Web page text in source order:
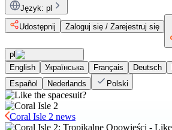
Język: pl
Udostępnij
Zaloguj się / Zarejestruj się
pl
English
Українська Français Deutsch
Español
Nederlands Polski
Coral Isle 2 news